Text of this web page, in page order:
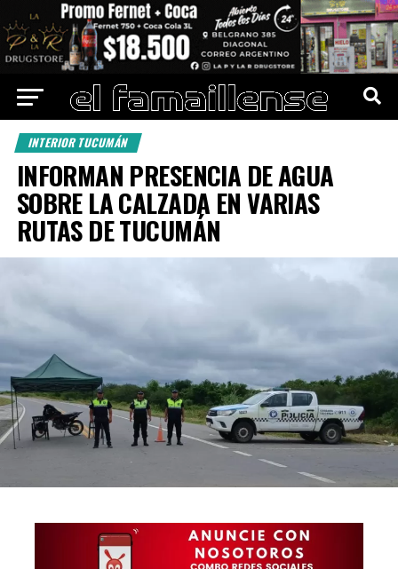
INTERIOR TUCUMÁN
INFORMAN PRESENCIA DE AGUA
SOBRE LA CALZADA EN VARIAS
RUTAS DE TUCUMÁN